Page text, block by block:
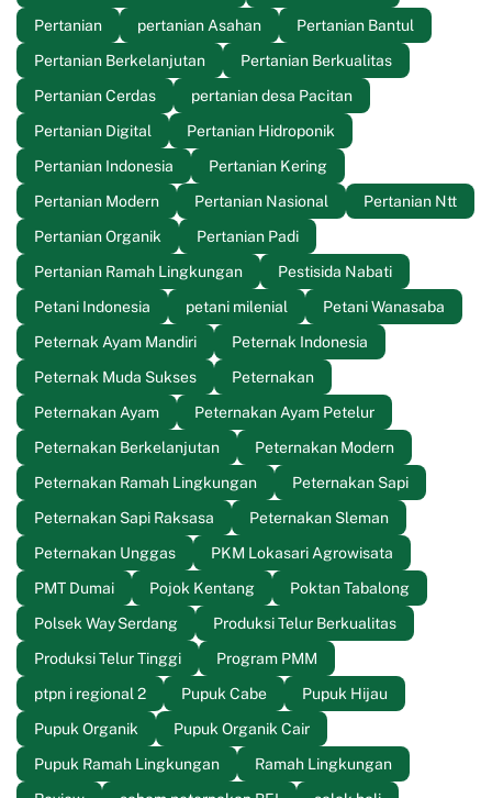
Pertanian
pertanian Asahan
Pertanian Bantul
Pertanian Berkelanjutan
Pertanian Berkualitas
Pertanian Cerdas
pertanian desa Pacitan
Pertanian Digital
Pertanian Hidroponik
Pertanian Indonesia
Pertanian Kering
Pertanian Modern
Pertanian Nasional
Pertanian Ntt
Pertanian Organik
Pertanian Padi
Pertanian Ramah Lingkungan
Pestisida Nabati
Petani Indonesia
petani milenial
Petani Wanasaba
Peternak Ayam Mandiri
Peternak Indonesia
Peternak Muda Sukses
Peternakan
Peternakan Ayam
Peternakan Ayam Petelur
Peternakan Berkelanjutan
Peternakan Modern
Peternakan Ramah Lingkungan
Peternakan Sapi
Peternakan Sapi Raksasa
Peternakan Sleman
Peternakan Unggas
PKM Lokasari Agrowisata
PMT Dumai
Pojok Kentang
Poktan Tabalong
Polsek Way Serdang
Produksi Telur Berkualitas
Produksi Telur Tinggi
Program PMM
ptpn i regional 2
Pupuk Cabe
Pupuk Hijau
Pupuk Organik
Pupuk Organik Cair
Pupuk Ramah Lingkungan
Ramah Lingkungan